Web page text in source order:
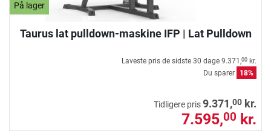
På lager
Taurus lat pulldown-maskine IFP | Lat Pulldown
Laveste pris de sidste 30 dage 9.371,00 kr.
Du sparer
18%
Tidligere pris9.371,00 kr.
7.595,00 kr.